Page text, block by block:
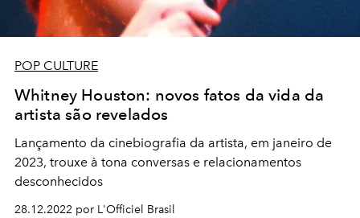
POP CULTURE
Whitney Houston: novos fatos da vida da
artista são revelados
Lançamento da cinebiografia da artista, em janeiro de
2023, trouxe à tona conversas e relacionamentos
desconhecidos
28.12.2022 por L'Officiel Brasil